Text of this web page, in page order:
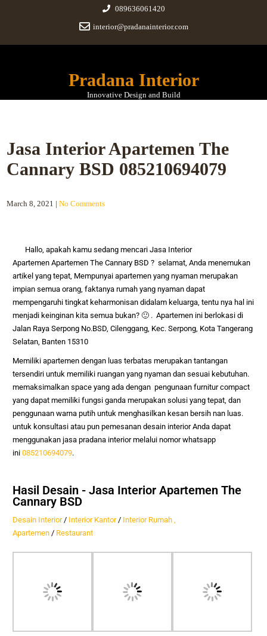
089636061420
interior@pradanainterior.com
Pradana Interior
Innovative Design and Build
Jasa Interior Apartemen The
Cannary BSD 085210694079
March 8, 2021 |No Comments
Hallo, apakah kamu sedang mencariJasa Interior
ApartemenApartemen The Cannary BSD? selamat, Anda menemukan
artikel yang tepat, Mempunyai apartemen yang nyaman merupakan
impian semua orang, faktanya rumah yang nyaman dapat
mempengaruhi tingkat keharmonisan didalam keluarga, tentu nya hal ini
menjadi keinginan kita semua bukan? 🙂 . Apartemen ini berlokasi di
Jalan Raya Serpong No.BSD, Cilenggang, Kec. Serpong, Kota Tangerang
Selatan, Banten 15310
Memiliki apartemen dengan luas terbatas merupakan tantangan
tersendiri untuk memiliki ruangan yang nyaman dan sesuai kebutuhan.
memaksimalkan space yang ada dengan pengunaan furnitur compact
yang dapat memiliki fungsi ganda merupakan solusi yang tepat, dan
penggunaan warna putih untuk menghasilkan kesan bersih nan luas.
untuk konsultasi atau pun pemesanan desain interior Anda dapat
menggunakan jasa pradana interior melalui nomor whatsapp
ini085210694079.
Hasil Desain - Jasa Interior Apartemen The
Cannary BSD
Desain Interior/ Interior Kantor/ Interior Rumah ,
Apartemen / Restaurant